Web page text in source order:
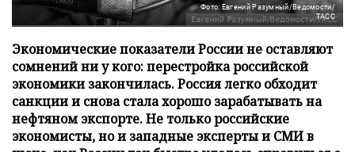
Фото: Евгений Разумный/Ведомости/
ТАСС
Экономические показатели России не оставляют
сомнений ни у кого: перестройка российской
экономики закончилась. Россия легко обходит
санкции и снова стала хорошо зарабатывать на
нефтяном экспорте. Не только российские
экономисты, но и западные эксперты и СМИ в